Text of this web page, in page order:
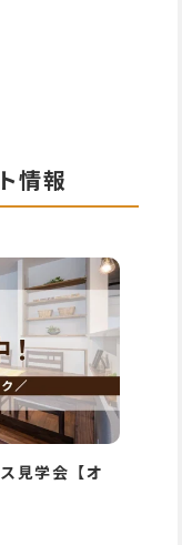
情報
見学会【オ